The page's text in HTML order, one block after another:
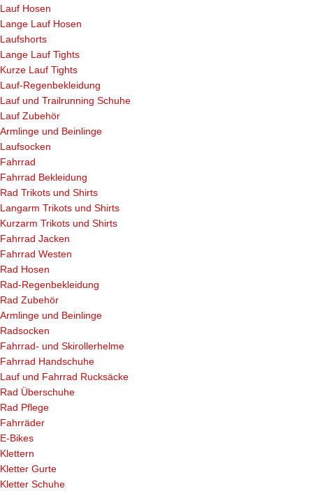
Lauf Hosen
Lange Lauf Hosen
Laufshorts
Lange Lauf Tights
Kurze Lauf Tights
Lauf-Regenbekleidung
Lauf und Trailrunning Schuhe
Lauf Zubehör
Armlinge und Beinlinge
Laufsocken
Fahrrad
Fahrrad Bekleidung
Rad Trikots und Shirts
Langarm Trikots und Shirts
Kurzarm Trikots und Shirts
Fahrrad Jacken
Fahrrad Westen
Rad Hosen
Rad-Regenbekleidung
Rad Zubehör
Armlinge und Beinlinge
Radsocken
Fahrrad- und Skirollerhelme
Fahrrad Handschuhe
Lauf und Fahrrad Rucksäcke
Rad Überschuhe
Rad Pflege
Fahrräder
E-Bikes
Klettern
Kletter Gurte
Kletter Schuhe